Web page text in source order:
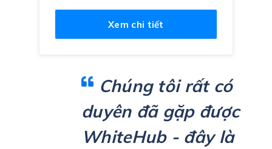
Xem chi tiết
Chúng tôi rất có
duyên đã gặp được
WhiteHub - đây là